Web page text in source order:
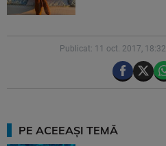
Publicat: 11 oct. 2017, 18:32
PE ACEEAȘI TEMĂ